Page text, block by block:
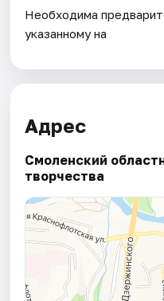
Необходима
указанному на
Адрес
Смоленский
творчества